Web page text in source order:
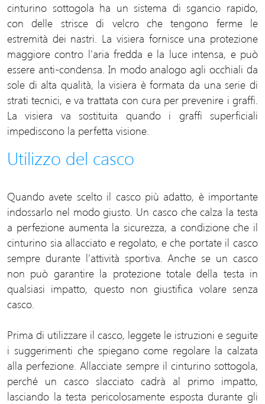
cinturino sottogola ha un sistema di sgancio rapido,
con delle strisce di velcro che tengono ferme le
estremità dei nastri. La visiera fornisce una protezione
maggiore contro l'aria fredda e la luce intensa, e può
essere anti-condensa. In modo analogo agli occhiali da
sole di alta qualità, la visiera è formata da una serie di
strati tecnici, e va trattata con cura per prevenire i graffi.
La visiera va sostituita quando i graffi superficiali
impediscono la perfetta visione.
Utilizzo del casco
Quando avete scelto il casco più adatto, è importante
indossarlo nel modo giusto. Un casco che calza la testa
a perfezione aumenta la sicurezza, a condizione che il
cinturino sia allacciato e regolato, e che portate il casco
sempre durante l'attività sportiva. Anche se un casco
non può garantire la protezione totale della testa in
qualsiasi impatto, questo non giustifica volare senza
casco.
Prima di utilizzare il casco, leggete le istruzioni e seguite
i suggerimenti che spiegano come regolare la calzata
alla perfezione. Allacciate sempre il cinturino sottogola,
perché un casco slacciato cadrà al primo impatto,
lasciando la testa pericolosamente esposta durante gli